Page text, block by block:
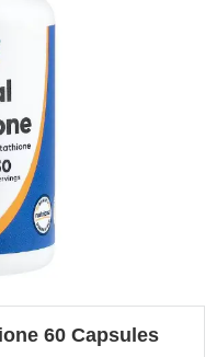
60 Capsules